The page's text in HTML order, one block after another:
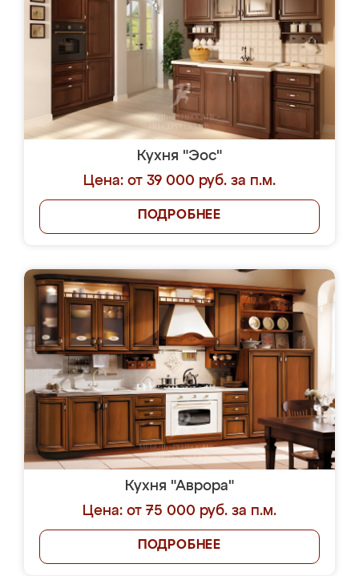
Кухня "Эос"
Цена: от 39 000 руб. за п.м.
ПОДРОБНЕЕ
Кухня "Аврора"
Цена: от 75 000 руб. за п.м.
ПОДРОБНЕЕ